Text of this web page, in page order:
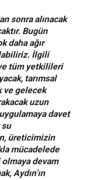
sonra alınacak
Bugün
daha ağır
İlgili
tüm yetkilileri
tarımsal
ve gelecek
uzun
davet
üreticimizin
mücadelede
devam
Aydın’ın